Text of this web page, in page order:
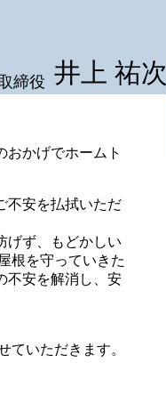
締役 井上 祐次
かげでホームト
不安を払拭いただ
げず、もどかしい
根を守っていきた
不安を解消し、安
ていただきます。